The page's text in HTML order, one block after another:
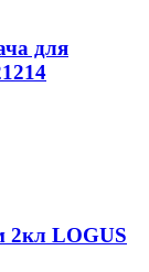
для
2кл LOGUS